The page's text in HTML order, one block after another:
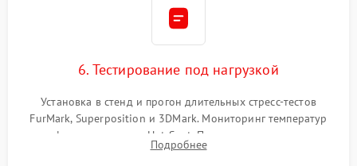
6. Тестирование под нагрузкой
Установка в стенд и прогон длительных стресс-тестов
FurMark, Superposition и 3DMark. Мониторинг температур
графического чипа и Hot Spot. Проверка на отсутствие
артефактов изображения, вылетов драйвера и зависаний.
Подробнее